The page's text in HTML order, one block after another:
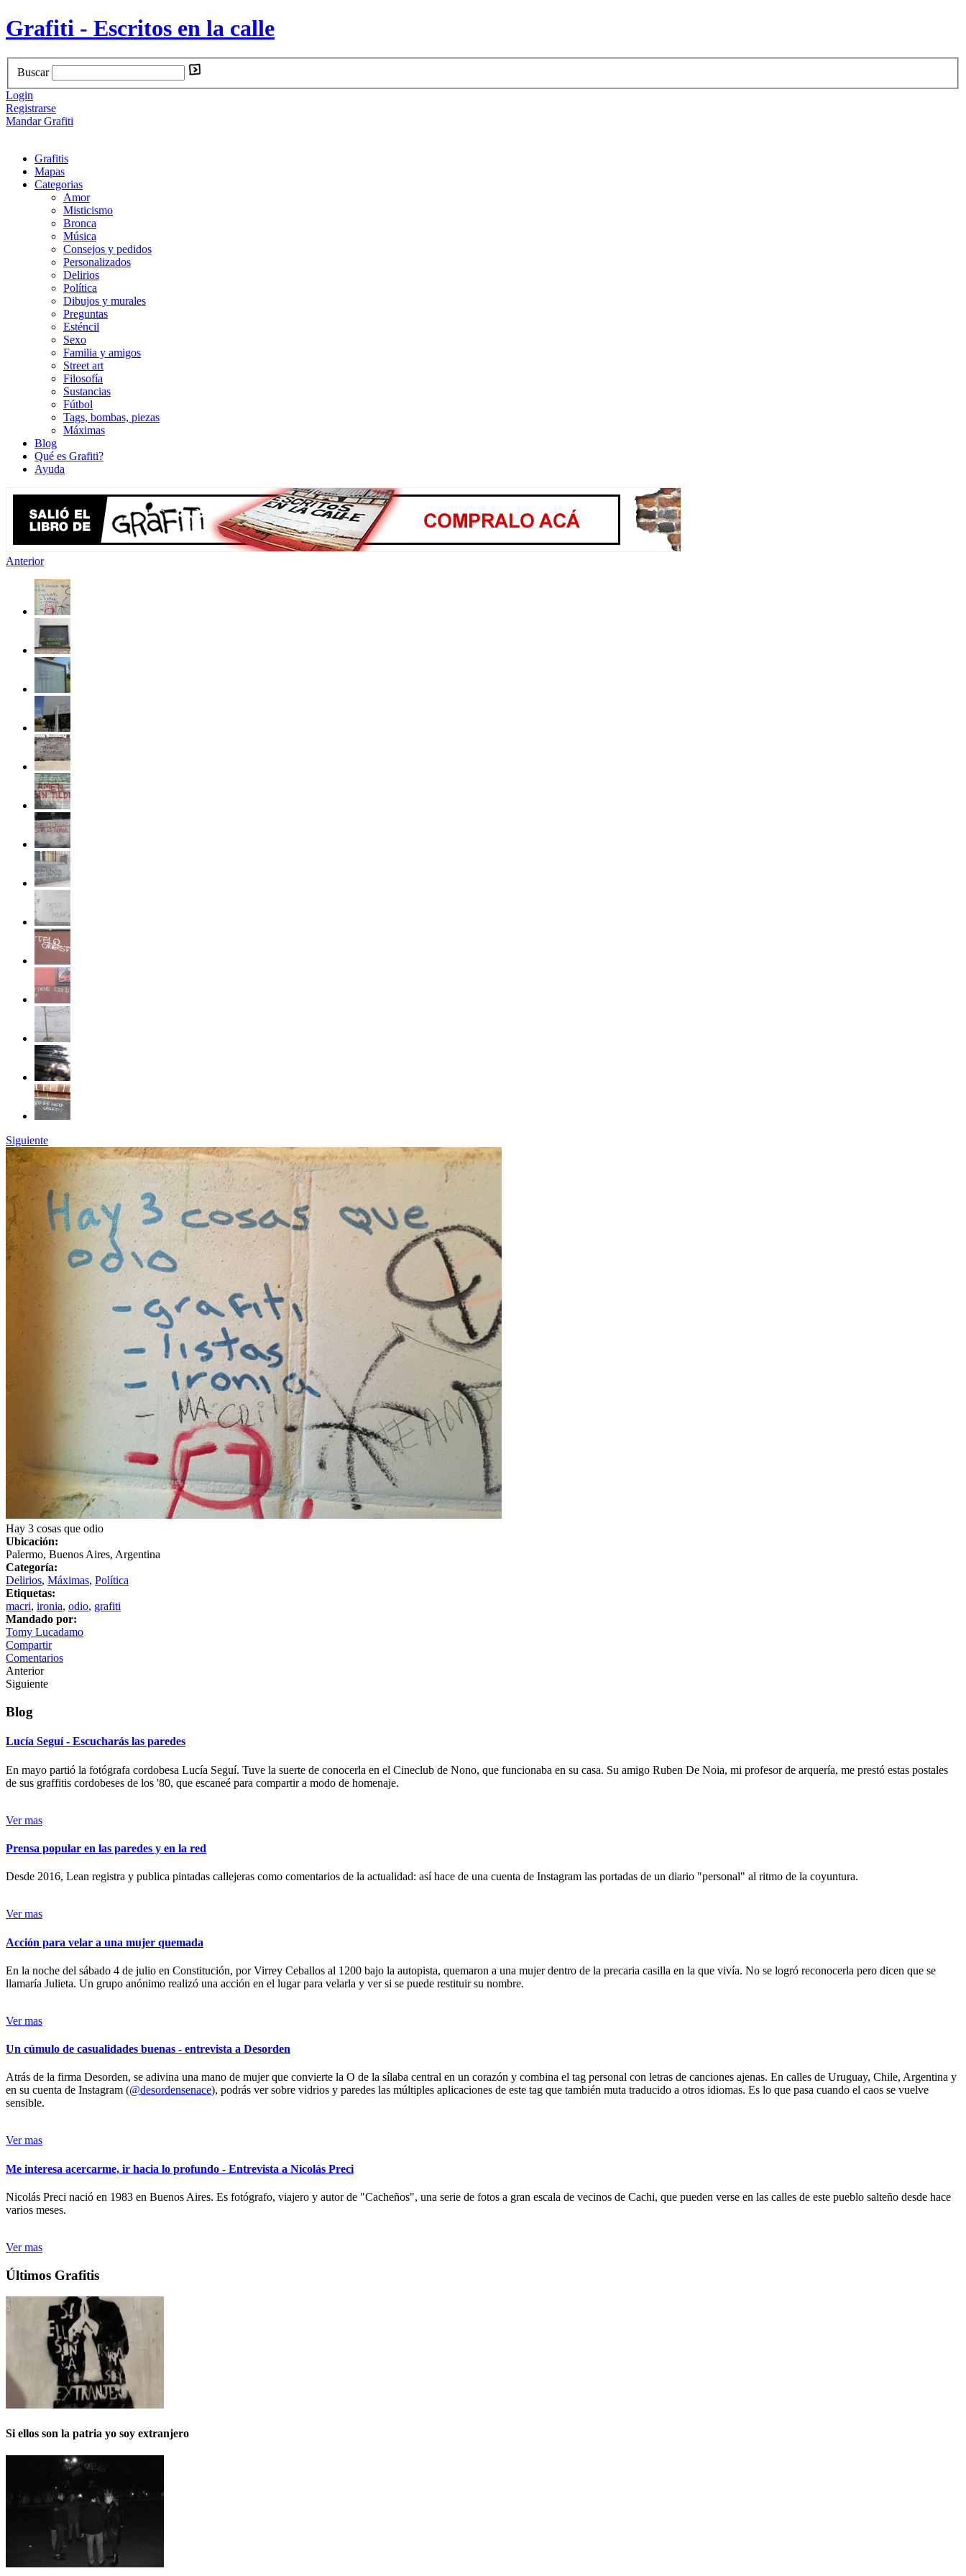
Grafiti - Escritos en la calle
Buscar
Login
Registrarse
Mandar Grafiti
Grafitis
Mapas
Categorias
Amor
Misticismo
Bronca
Música
Consejos y pedidos
Personalizados
Delirios
Política
Dibujos y murales
Preguntas
Esténcil
Sexo
Familia y amigos
Street art
Filosofía
Sustancias
Fútbol
Tags, bombas, piezas
Máximas
Blog
Qué es Grafiti?
Ayuda
Anterior
Siguiente
Hay 3 cosas que odio
Ubicación:
Palermo, Buenos Aires, Argentina
Categoría:
Delirios, Máximas, Política
Etiquetas:
macri, ironia, odio, grafiti
Mandado por:
Tomy Lucadamo
Compartir
Comentarios
Anterior
Siguiente
Blog
Lucía Seguí - Escucharás las paredes
En mayo partió la fotógrafa cordobesa Lucía Seguí. Tuve la suerte de conocerla en el Cineclub de Nono, que funcionaba en su casa. Su amigo Ruben De Noia, mi profesor de arquería, me prestó estas postales
de sus graffitis cordobeses de los '80, que escaneé para compartir a modo de homenaje.
Ver mas
Prensa popular en las paredes y en la red
Desde 2016, Lean registra y publica pintadas callejeras como comentarios de la actualidad: así hace de una cuenta de Instagram las portadas de un diario "personal" al ritmo de la coyuntura.
Ver mas
Acción para velar a una mujer quemada
En la noche del sábado 4 de julio en Constitución, por Virrey Ceballos al 1200 bajo la autopista, quemaron a una mujer dentro de la precaria casilla en la que vivía. No se logró reconocerla pero dicen que se
llamaría Julieta. Un grupo anónimo realizó una acción en el lugar para velarla y ver si se puede restituir su nombre.
Ver mas
Un cúmulo de casualidades buenas - entrevista a Desorden
Atrás de la firma Desorden, se adivina una mano de mujer que convierte la O de la sílaba central en un corazón y combina el tag personal con letras de canciones ajenas. En calles de Uruguay, Chile, Argentina y
en su cuenta de Instagram (@desordensenace), podrás ver sobre vidrios y paredes las múltiples aplicaciones de este tag que también muta traducido a otros idiomas. Es lo que pasa cuando el caos se vuelve
sensible.
Ver mas
Me interesa acercarme, ir hacia lo profundo - Entrevista a Nicolás Preci
Nicolás Preci nació en 1983 en Buenos Aires. Es fotógrafo, viajero y autor de "Cacheños", una serie de fotos a gran escala de vecinos de Cachi, que pueden verse en las calles de este pueblo salteño desde hace
varios meses.
Ver mas
Últimos Grafitis
Si ellos son la patria yo soy extranjero